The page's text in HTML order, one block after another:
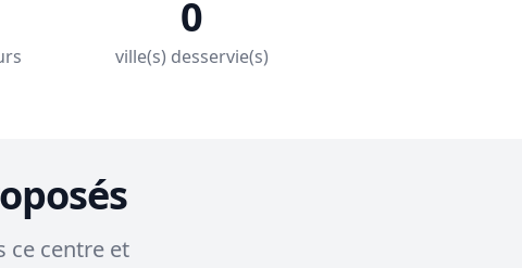
0
ville(s) desservie(s)
ce centre et